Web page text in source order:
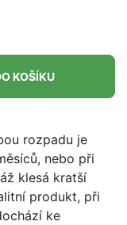
KOŠÍKU
rozpadu je
nebo při
klesá kratší
produkt, při
ke